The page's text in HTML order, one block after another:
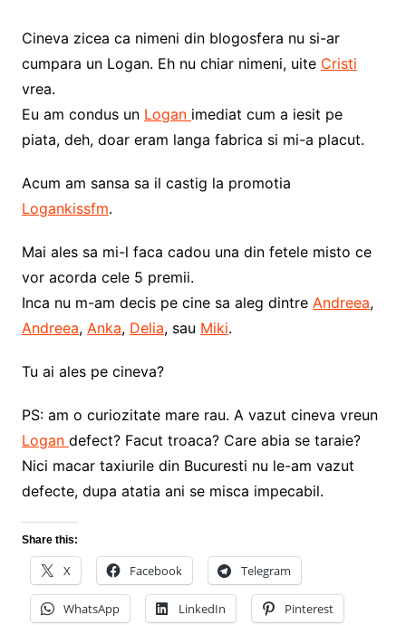
Cineva zicea ca nimeni din blogosfera nu si-ar
cumpara un Logan. Eh nu chiar nimeni, uite Cristi
vrea.
Eu am condus un Logan imediat cum a iesit pe
piata, deh, doar eram langa fabrica si mi-a placut.
Acum am sansa sa il castig la promotia
Logankissfm.
Mai ales sa mi-l faca cadou una din fetele misto ce
vor acorda cele 5 premii.
Inca nu m-am decis pe cine sa aleg dintre Andreea,
Andreea, Anka, Delia, sau Miki.
Tu ai ales pe cineva?
PS: am o curiozitate mare rau. A vazut cineva vreun
Logan defect? Facut troaca? Care abia se taraie?
Nici macar taxiurile din Bucuresti nu le-am vazut
defecte, dupa atatia ani se misca impecabil.
Share this:
X Facebook Telegram
WhatsApp LinkedIn Pinterest